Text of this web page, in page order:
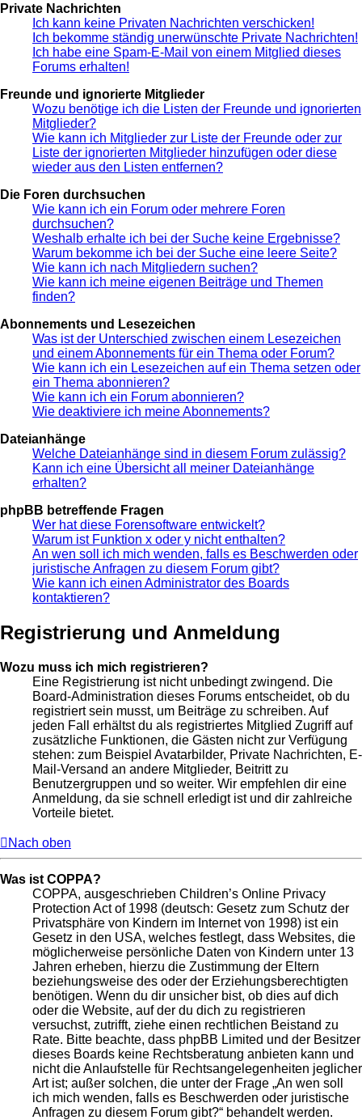
Private Nachrichten
Ich kann keine Privaten Nachrichten verschicken!
Ich bekomme ständig unerwünschte Private Nachrichten!
Ich habe eine Spam-E-Mail von einem Mitglied dieses
Forums erhalten!
Freunde und ignorierte Mitglieder
Wozu benötige ich die Listen der Freunde und ignorierten
Mitglieder?
Wie kann ich Mitglieder zur Liste der Freunde oder zur
Liste der ignorierten Mitglieder hinzufügen oder diese
wieder aus den Listen entfernen?
Die Foren durchsuchen
Wie kann ich ein Forum oder mehrere Foren
durchsuchen?
Weshalb erhalte ich bei der Suche keine Ergebnisse?
Warum bekomme ich bei der Suche eine leere Seite?
Wie kann ich nach Mitgliedern suchen?
Wie kann ich meine eigenen Beiträge und Themen
finden?
Abonnements und Lesezeichen
Was ist der Unterschied zwischen einem Lesezeichen
und einem Abonnements für ein Thema oder Forum?
Wie kann ich ein Lesezeichen auf ein Thema setzen oder
ein Thema abonnieren?
Wie kann ich ein Forum abonnieren?
Wie deaktiviere ich meine Abonnements?
Dateianhänge
Welche Dateianhänge sind in diesem Forum zulässig?
Kann ich eine Übersicht all meiner Dateianhänge
erhalten?
phpBB betreffende Fragen
Wer hat diese Forensoftware entwickelt?
Warum ist Funktion x oder y nicht enthalten?
An wen soll ich mich wenden, falls es Beschwerden oder
juristische Anfragen zu diesem Forum gibt?
Wie kann ich einen Administrator des Boards
kontaktieren?
Registrierung und Anmeldung
Wozu muss ich mich registrieren?
Eine Registrierung ist nicht unbedingt zwingend. Die
Board-Administration dieses Forums entscheidet, ob du
registriert sein musst, um Beiträge zu schreiben. Auf
jeden Fall erhältst du als registriertes Mitglied Zugriff auf
zusätzliche Funktionen, die Gästen nicht zur Verfügung
stehen: zum Beispiel Avatarbilder, Private Nachrichten, E-
Mail-Versand an andere Mitglieder, Beitritt zu
Benutzergruppen und so weiter. Wir empfehlen dir eine
Anmeldung, da sie schnell erledigt ist und dir zahlreiche
Vorteile bietet.
Nach oben
Was ist COPPA?
COPPA, ausgeschrieben Children’s Online Privacy
Protection Act of 1998 (deutsch: Gesetz zum Schutz der
Privatsphäre von Kindern im Internet von 1998) ist ein
Gesetz in den USA, welches festlegt, dass Websites, die
möglicherweise persönliche Daten von Kindern unter 13
Jahren erheben, hierzu die Zustimmung der Eltern
beziehungsweise des oder der Erziehungsberechtigten
benötigen. Wenn du dir unsicher bist, ob dies auf dich
oder die Website, auf der du dich zu registrieren
versuchst, zutrifft, ziehe einen rechtlichen Beistand zu
Rate. Bitte beachte, dass phpBB Limited und der Besitzer
dieses Boards keine Rechtsberatung anbieten kann und
nicht die Anlaufstelle für Rechtsangelegenheiten jeglicher
Art ist; außer solchen, die unter der Frage „An wen soll
ich mich wenden, falls es Beschwerden oder juristische
Anfragen zu diesem Forum gibt?“ behandelt werden.